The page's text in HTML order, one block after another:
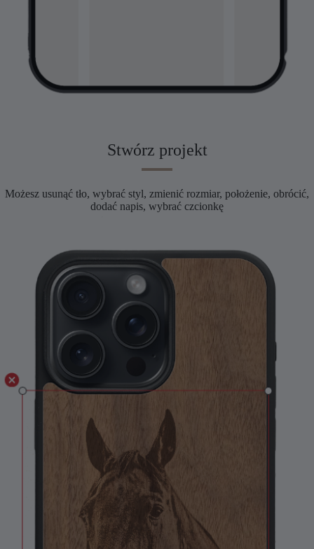
Stwórz projekt
Możesz usunąć tło, wybrać styl, zmienić rozmiar, położenie, obrócić,
dodać napis, wybrać czcionkę